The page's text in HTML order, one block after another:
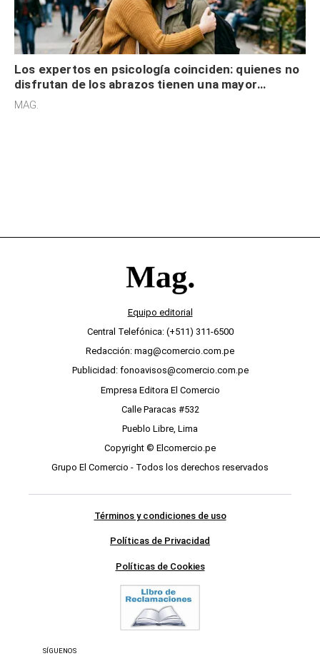
Los expertos en psicología coinciden: quienes no
disfrutan de los abrazos tienen una mayor
sensibilidad a los estímulos físicos y no es por
MAG.
Equipo editorial
Central Telefónica: (+511) 311-6500
Redacción: mag@comercio.com.pe
Publicidad: fonoavisos@comercio.com.pe
Empresa Editora El Comercio
Calle Paracas #532
Pueblo Libre, Lima
Copyright © Elcomercio.pe
Grupo El Comercio - Todos los derechos reservados
Términos y condiciones de uso
Políticas de Privacidad
Políticas de Cookies
SÍGUENOS